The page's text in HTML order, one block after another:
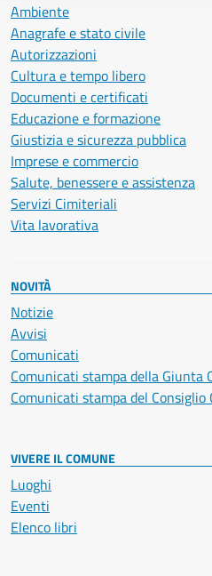
Ambiente
Anagrafe e stato civile
Autorizzazioni
Cultura e tempo libero
Documenti e certificati
Educazione e formazione
Giustizia e sicurezza pubblica
Imprese e commercio
Salute, benessere e assistenza
Servizi Cimiteriali
Vita lavorativa
NOVITÀ
Notizie
Avvisi
Comunicati
Comunicati stampa della Giunta
Comunicati stampa del Consiglio
VIVERE IL COMUNE
Luoghi
Eventi
Elenco libri